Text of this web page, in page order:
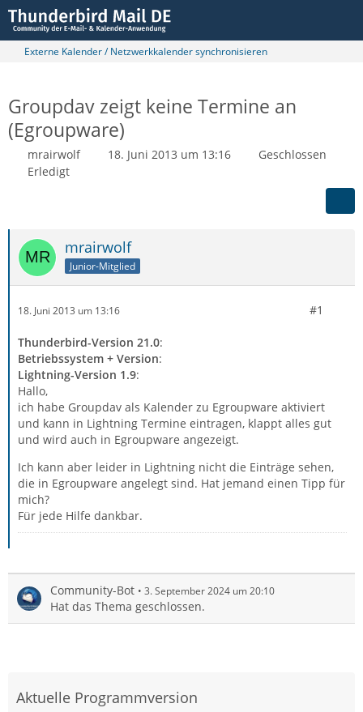
Externe Kalender / Netzwerkkalender synchronisieren
Groupdav zeigt keine Termine an
(Egroupware)
mrairwolf 18. Juni 2013 um 13:16
Geschlossen
Erledigt
mrairwolf
Junior-Mitglied
18. Juni 2013 um 13:16 #1
Thunderbird-Version 21.0:
Betriebssystem + Version:
Lightning-Version 1.9:
Hallo,
ich habe Groupdav als Kalender zu Egroupware aktiviert
und kann in Lightning Termine eintragen, klappt alles gut
und wird auch in Egroupware angezeigt.
Ich kann aber leider in Lightning nicht die Einträge sehen,
die in Egroupware angelegt sind. Hat jemand einen Tipp für
mich?
Für jede Hilfe dankbar.
Community-Bot 3. September 2024 um 20:10
Hat das Thema geschlossen.
Aktuelle Programmversion